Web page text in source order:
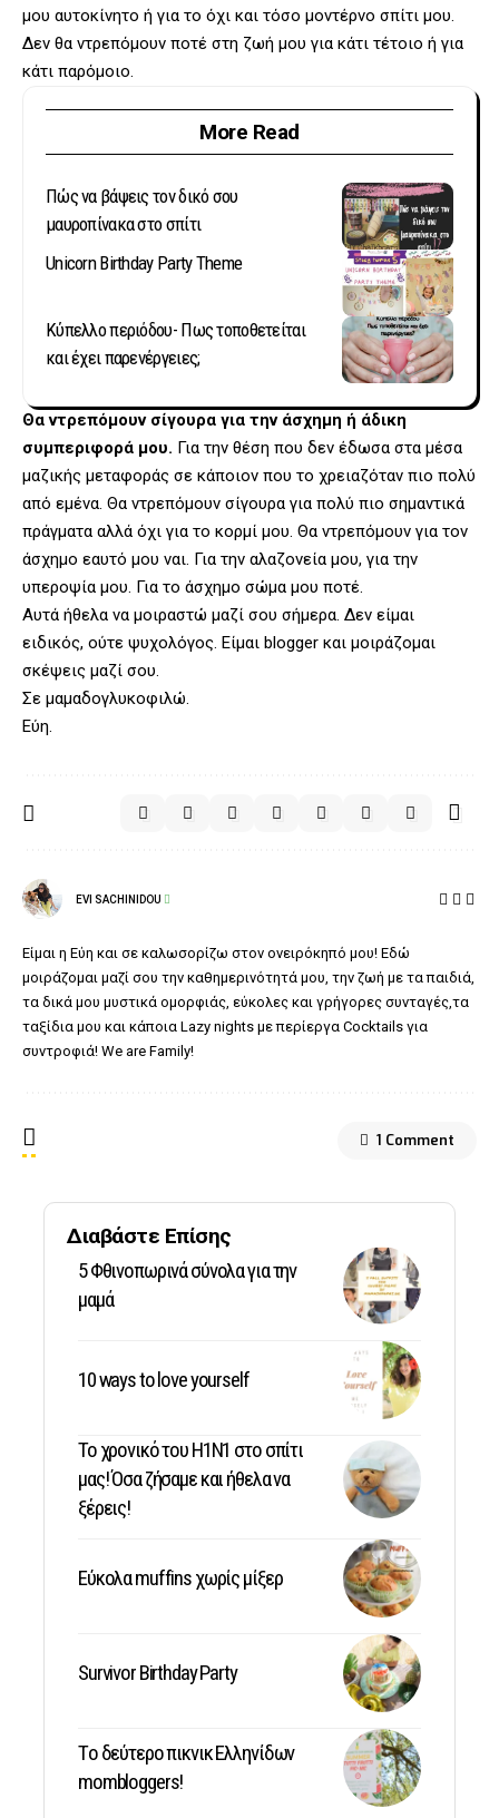
μου αυτοκίνητο ή για το όχι και τόσο μοντέρνο σπίτι μου.
Δεν θα ντρεπόμουν ποτέ στη ζωή μου για κάτι τέτοιο ή για
κάτι παρόμοιο.
More Read
Πώς να βάψεις τον δικό σου
μαυροπίνακα στο σπίτι
Unicorn Birthday Party Theme
Κύπελλο περιόδου- Πως τοποθετείται
και έχει παρενέργειες;
Θα ντρεπόμουν σίγουρα για την άσχημη ή άδικη
συμπεριφορά μου. Για την θέση που δεν έδωσα στα μέσα
μαζικής μεταφοράς σε κάποιον που το χρειαζόταν πιο πολύ
από εμένα. Θα ντρεπόμουν σίγουρα για πολύ πιο σημαντικά
πράγματα αλλά όχι για το κορμί μου. Θα ντρεπόμουν για τον
άσχημο εαυτό μου ναι. Για την αλαζονεία μου, για την
υπεροψία μου. Για το άσχημο σώμα μου ποτέ.
Αυτά ήθελα να μοιραστώ μαζί σου σήμερα. Δεν είμαι
ειδικός, ούτε ψυχολόγος. Είμαι blogger και μοιράζομαι
σκέψεις μαζί σου.
Σε μαμαδογλυκοφιλώ.
Εύη.
EVI SACHINIDOU
Είμαι η Εύη και σε καλωσορίζω στον ονειρόκηπό μου! Εδώ
μοιράζομαι μαζί σου την καθημερινότητά μου, την ζωή με τα παιδιά,
τα δικά μου μυστικά ομορφιάς, εύκολες και γρήγορες συνταγές,τα
ταξίδια μου και κάποια Lazy nights με περίεργα Cocktails για
συντροφιά! We are Family!
1 Comment
Διαβάστε Επίσης
5 Φθινοπωρινά σύνολα για την
μαμά
10 ways to love yourself
Το χρονικό του Η1Ν1 στο σπίτι
μας! Όσα ζήσαμε και ήθελα να
ξέρεις!
Εύκολα muffins χωρίς μίξερ
Survivor Birthday Party
Tο δεύτερο πικνικ Ελληνίδων
mombloggers!